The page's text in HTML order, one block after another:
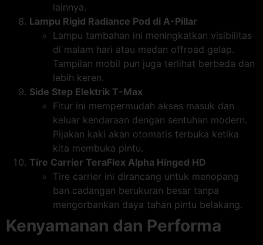
lainnya.
Lampu Rigid Radiance Pod di A-Pillar
Lampu tambahan ini meningkatkan visibilitas
di malam hari atau medan offroad gelap.
Tampilan mobil pun juga terlihat berbeda dan
lebih keren.
Side Step Elektrik T-Max
Fitur ini mempermudah akses masuk dan
keluar kendaraan dengan sentuhan modern.
Pijakan kaki akan otomatis terbuka ketika
kita membuka pintu.
Tire Carrier TeraFlex Alpha Hinged HD
Tire carrier ini dirancang untuk menopang
ban cadangan berukuran besar tanpa
mengorbankan daya tahan pintu belakang.
Kenyamanan dan Performa